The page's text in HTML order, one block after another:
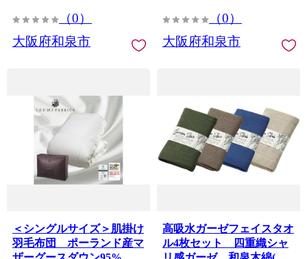
（0）
大阪府和泉市
（0）
大阪府和泉市
＜シングルサイズ＞肌掛け
羽毛布団 ポーランド産マ
高吸水ガーゼフェイスタオ
ル4枚セット 四重織シャ